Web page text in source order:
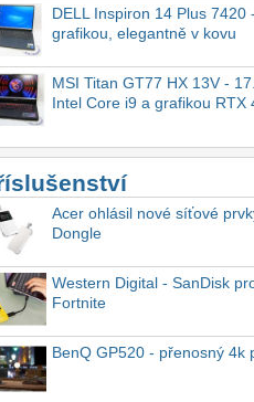
DELL Inspiron 14 Plus
grafikou, elegantně v kovu
MSI Titan GT77 HX 13V -
Intel Core i9 a grafikou RTX
Acer ohlásil nové síťové
Dongle
Western Digital - SanDisk
Fortnite
BenQ GP520 - přenosný